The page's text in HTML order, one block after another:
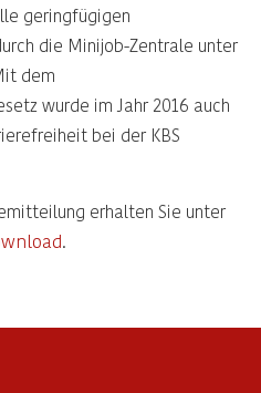
geringfügigen
die Minijob-Zentrale unter
dem
wurde im Jahr 2016 auch
bei der KBS
erhalten Sie unter
.